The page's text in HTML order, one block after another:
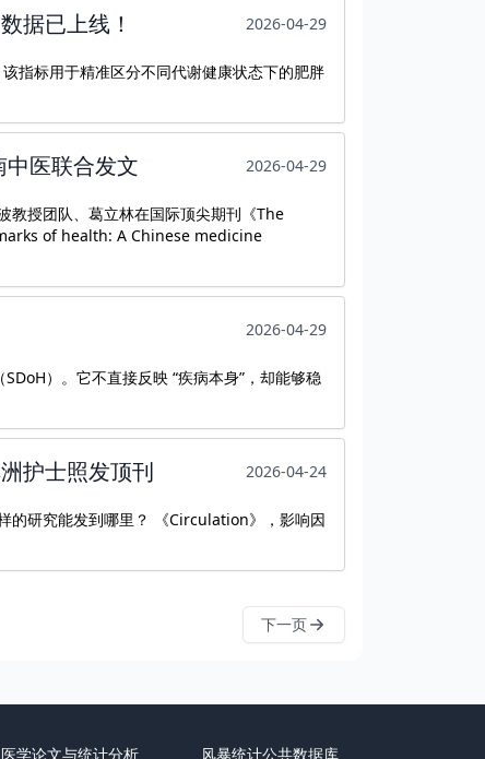
据已上线！
2026-04-29
指标用于精准区分不同代谢健康状态下的肥胖
医联合发文
2026-04-29
教授团队、葛立林在国际顶尖期刊《The
of health: A Chinese medicine
2026-04-29
）。它不直接反映 “疾病本身”，却能够稳
护士照发顶刊
2026-04-24
《Circulation》，影响因
下一页
医学论文与统计分析 风暴统计公共数据库